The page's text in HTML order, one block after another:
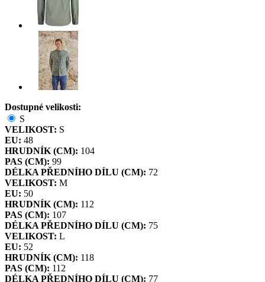
Dostupné velikosti:
S
VELIKOST: S
EU: 48
HRUDNÍK (CM): 104
PAS (CM): 99
DÉLKA PŘEDNÍHO DÍLU (CM): 72
VELIKOST: M
EU: 50
HRUDNÍK (CM): 112
PAS (CM): 107
DÉLKA PŘEDNÍHO DÍLU (CM): 75
VELIKOST: L
EU: 52
HRUDNÍK (CM): 118
PAS (CM): 112
DÉLKA PŘEDNÍHO DÍLU (CM): 77